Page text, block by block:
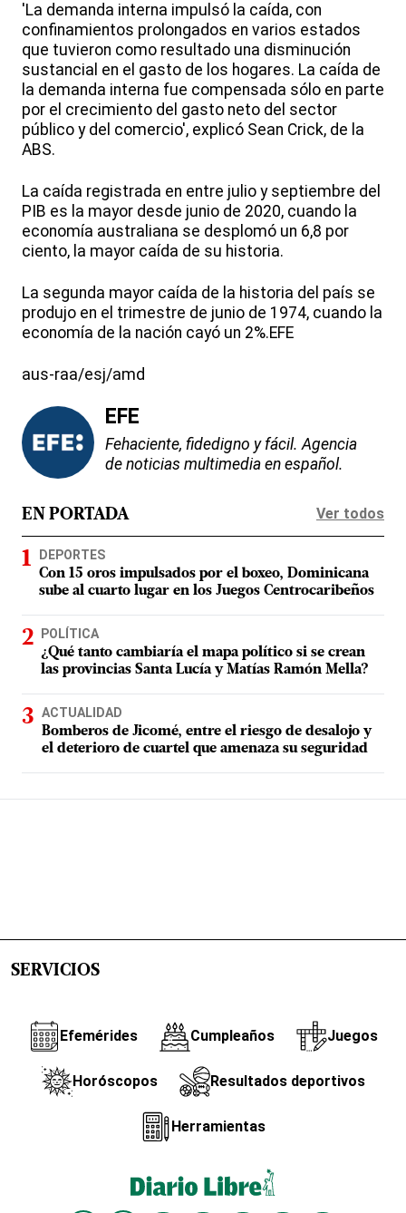
'La demanda interna impulsó la caída, con
confinamientos prolongados en varios estados
que tuvieron como resultado una disminución
sustancial en el gasto de los hogares. La caída de
la demanda interna fue compensada sólo en parte
por el crecimiento del gasto neto del sector
público y del comercio', explicó Sean Crick, de la
ABS.
La caída registrada en entre julio y septiembre del
PIB es la mayor desde junio de 2020, cuando la
economía australiana se desplomó un 6,8 por
ciento, la mayor caída de su historia.
La segunda mayor caída de la historia del país se
produjo en el trimestre de junio de 1974, cuando la
economía de la nación cayó un 2%.EFE
aus-raa/esj/amd
EFE
Fehaciente, fidedigno y fácil. Agencia
de noticias multimedia en español.
EN PORTADA Ver todos
DEPORTES
Con 15 oros impulsados por el boxeo, Dominicana
sube al cuarto lugar en los Juegos Centrocaribeños
POLÍTICA
¿Qué tanto cambiaría el mapa político si se crean
las provincias Santa Lucía y Matías Ramón Mella?
ACTUALIDAD
Bomberos de Jicomé, entre el riesgo de desalojo y
el deterioro de cuartel que amenaza su seguridad
SERVICIOS
Efemérides Cumpleaños Juegos
Horóscopos Resultados deportivos
Herramientas